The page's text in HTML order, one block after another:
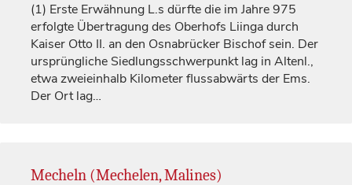
(1) Erste Erwähnung L.s dürfte die im Jahre 975
erfolgte Übertragung des Oberhofs Liingadurch
Kaiser Otto II. an den Osnabrücker Bischofsein. Der
ursprüngliche Siedlungsschwerpunkt lag in Altenl.,
etwa zweieinhalb Kilometer flussabwärts der Ems.
Der Ort lag…
Mecheln (Mechelen, Malines)